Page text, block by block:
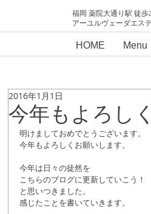
福岡 薬院大通り駅 徒歩
アーユルヴェーダエス
HOME Menu
今年もよろし
2016年1月1日
明けましておめでとうございます。
今年もよろしくお願いします。
今年は日々の徒然を
こちらのブログに更新していこう！
と思いつきました。
感じたことを書いていきます。